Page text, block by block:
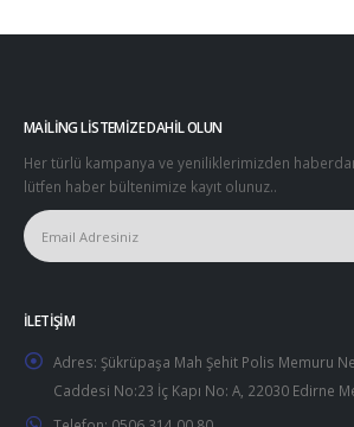
MAILING LISTEMIZE DAHIL OLUN
Her türlü kampanya ve yeniliklerimizden
lütfen haber bültenimize kayıt olunuz..
İLETIŞIM
Adres: Şükrüpaşa Mah Şehit Polis Memuru
Caddesi No:23 İç Kapı No: A, 22030 Edirne